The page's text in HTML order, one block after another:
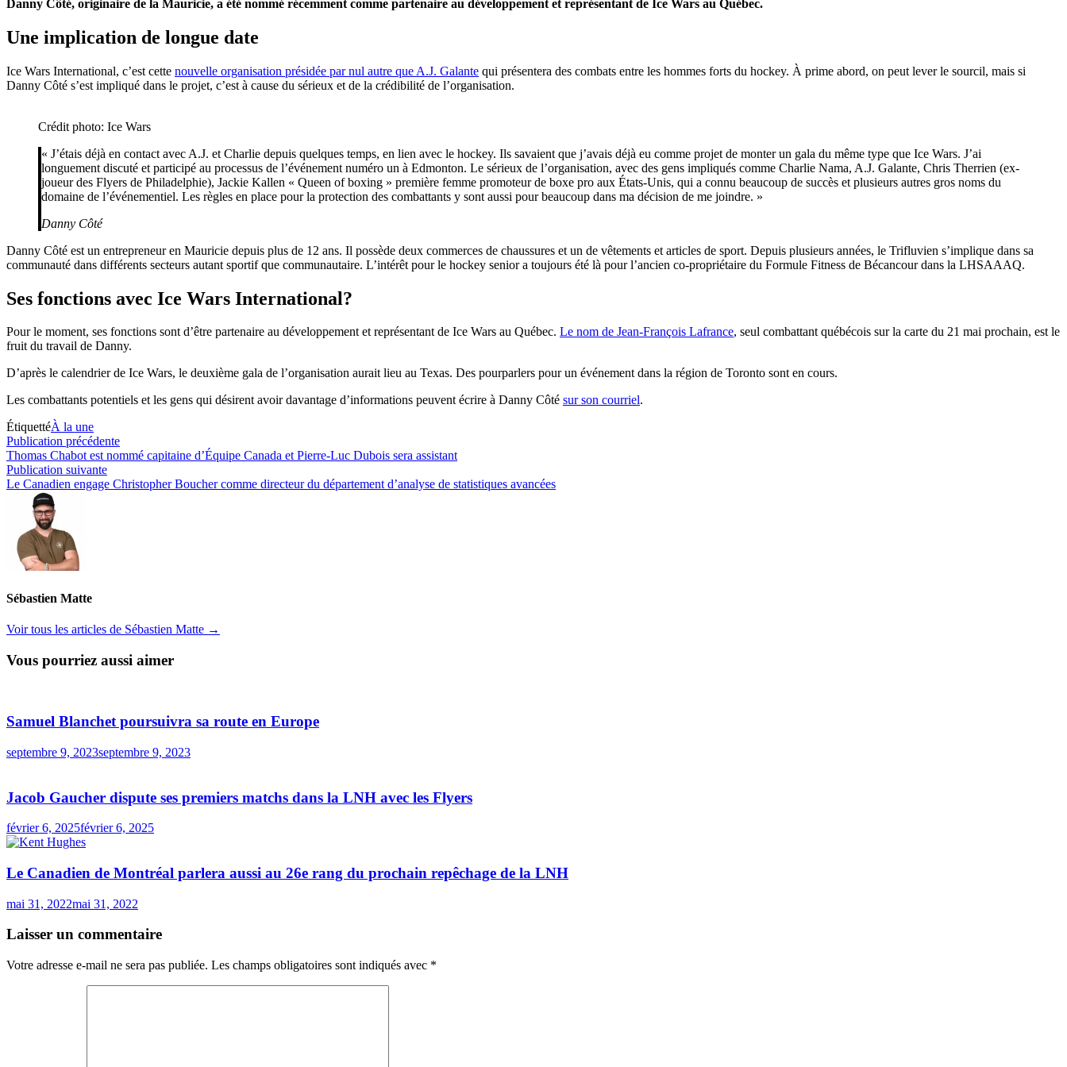
Danny Côté, originaire de la Mauricie, a été nommé récemment comme partenaire au développement et représentant de Ice Wars au Québec.
Une implication de longue date
Ice Wars International, c’est cette nouvelle organisation présidée par nul autre que A.J. Galante qui présentera des combats entre les hommes forts du hockey. À prime abord, on peut lever le sourcil, mais si
Danny Côté s’est impliqué dans le projet, c’est à cause du sérieux et de la crédibilité de l’organisation.
Crédit photo: Ice Wars
« J’étais déjà en contact avec A.J. et Charlie depuis quelques temps, en lien avec le hockey. Ils savaient que j’avais déjà eu comme projet de monter un gala du même type que Ice Wars. J’ai
longuement discuté et participé au processus de l’événement numéro un à Edmonton. Le sérieux de l’organisation, avec des gens impliqués comme Charlie Nama, A.J. Galante, Chris Therrien (ex-
joueur des Flyers de Philadelphie), Jackie Kallen « Queen of boxing » première femme promoteur de boxe pro aux États-Unis, qui a connu beaucoup de succès et plusieurs autres gros noms du
domaine de l’événementiel. Les règles en place pour la protection des combattants y sont aussi pour beaucoup dans ma décision de me joindre. »
Danny Côté
Danny Côté est un entrepreneur en Mauricie depuis plus de 12 ans. Il possède deux commerces de chaussures et un de vêtements et articles de sport. Depuis plusieurs années, le Trifluvien s’implique dans sa
communauté dans différents secteurs autant sportif que communautaire. L’intérêt pour le hockey senior a toujours été là pour l’ancien co-propriétaire du Formule Fitness de Bécancour dans la LHSAAAQ.
Ses fonctions avec Ice Wars International?
Pour le moment, ses fonctions sont d’être partenaire au développement et représentant de Ice Wars au Québec. Le nom de Jean-François Lafrance, seul combattant québécois sur la carte du 21 mai prochain, est le
fruit du travail de Danny.
D’après le calendrier de Ice Wars, le deuxième gala de l’organisation aurait lieu au Texas. Des pourparlers pour un événement dans la région de Toronto sont en cours.
Les combattants potentiels et les gens qui désirent avoir davantage d’informations peuvent écrire à Danny Côté sur son courriel.
ÉtiquettéÀ la une
Navigation
de
l’article
Publication précédentePublication
précédente :
Thomas Chabot est nommé capitaine d’Équipe Canada et Pierre-Luc Dubois sera assistant
Publication suivantePublication
suivante :
Le Canadien engage Christopher Boucher comme directeur du département d’analyse de statistiques avancées
Sébastien Matte
Voir tous les articles de Sébastien Matte →
Vous pourriez aussi aimer
Samuel Blanchet poursuivra sa route en Europe
septembre 9, 2023septembre 9, 2023
Jacob Gaucher dispute ses premiers matchs dans la LNH avec les Flyers
février 6, 2025février 6, 2025
Le Canadien de Montréal parlera aussi au 26e rang du prochain repêchage de la LNH
mai 31, 2022mai 31, 2022
Laisser un commentaire
Votre adresse e-mail ne sera pas publiée. Les champs obligatoires sont indiqués avec *